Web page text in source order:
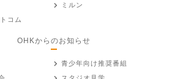
ミルン
コム
OHKからのお知らせ
青少年向け推奨番組